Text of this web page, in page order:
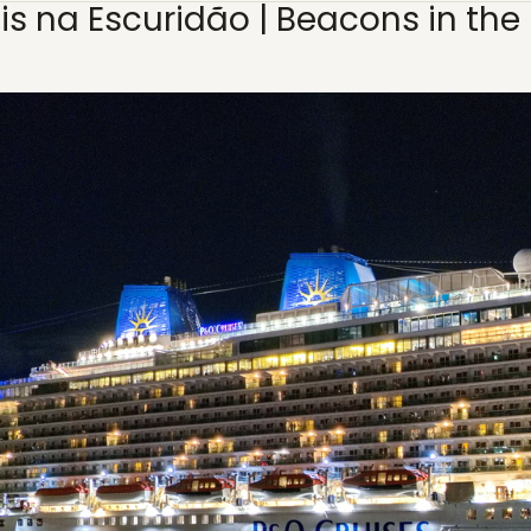
na Escuridão | Beacons in the